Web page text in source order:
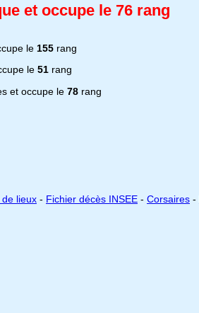
et occupe le 76 rang
le 155rang
le 51 rang
et occupe le 78rang
de lieux - Fichier décès INSEE - Corsaires -